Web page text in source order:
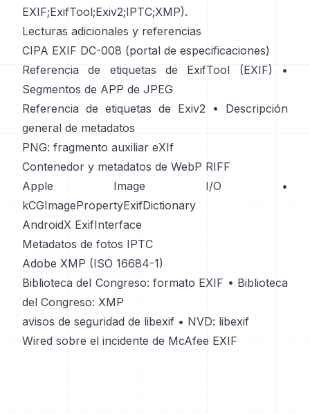
EXIF;ExifTool;Exiv2;IPTC;XMP).
Lecturas adicionales y referencias
CIPA EXIF DC-008 (portal de especificaciones)
Referencia de etiquetas de ExifTool (EXIF) •
Segmentos de APP de JPEG
Referencia de etiquetas de Exiv2 •
Descripción
general de metadatos
PNG: fragmento auxiliar eXIf
Contenedor y metadatos de WebP RIFF
Apple Image I/O •
kCGImagePropertyExifDictionary
AndroidX ExifInterface
Metadatos de fotos IPTC
Adobe XMP (ISO 16684-1)
Biblioteca del Congreso: formato EXIF • Biblioteca
del Congreso: XMP
avisos de seguridad de libexif • NVD: libexif
Wired sobre el incidente de McAfee EXIF